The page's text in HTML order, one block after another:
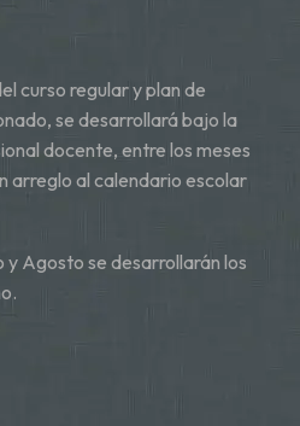
curso regular y plan de
se desarrollará bajo la
docente, entre los meses
arreglo al calendario escolar
y Agosto se desarrollarán los